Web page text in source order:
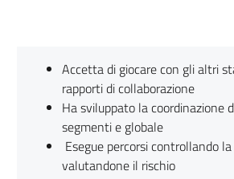
Accetta di giocare con gli altri
rapporti di collaborazione
Ha sviluppato la coordinazione
segmenti e globale
Esegue percorsi controllando
valutandone il rischio